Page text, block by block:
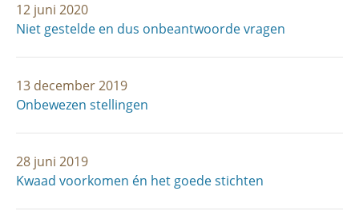
12 juni 2020
Niet gestelde en dus onbeantwoorde vragen
13 december 2019
Onbewezen stellingen
28 juni 2019
Kwaad voorkomen én het goede stichten